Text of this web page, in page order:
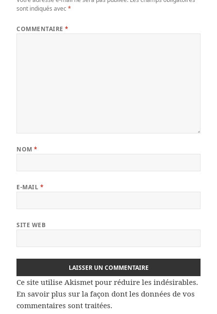
sont indiqués avec*
COMMENTAIRE*
NOM*
E-MAIL *
SITE WEB
Ce site utilise Akismet pour réduire les indésirables.
En savoir plus sur la façon dont les données de vos
commentaires sont traitées.